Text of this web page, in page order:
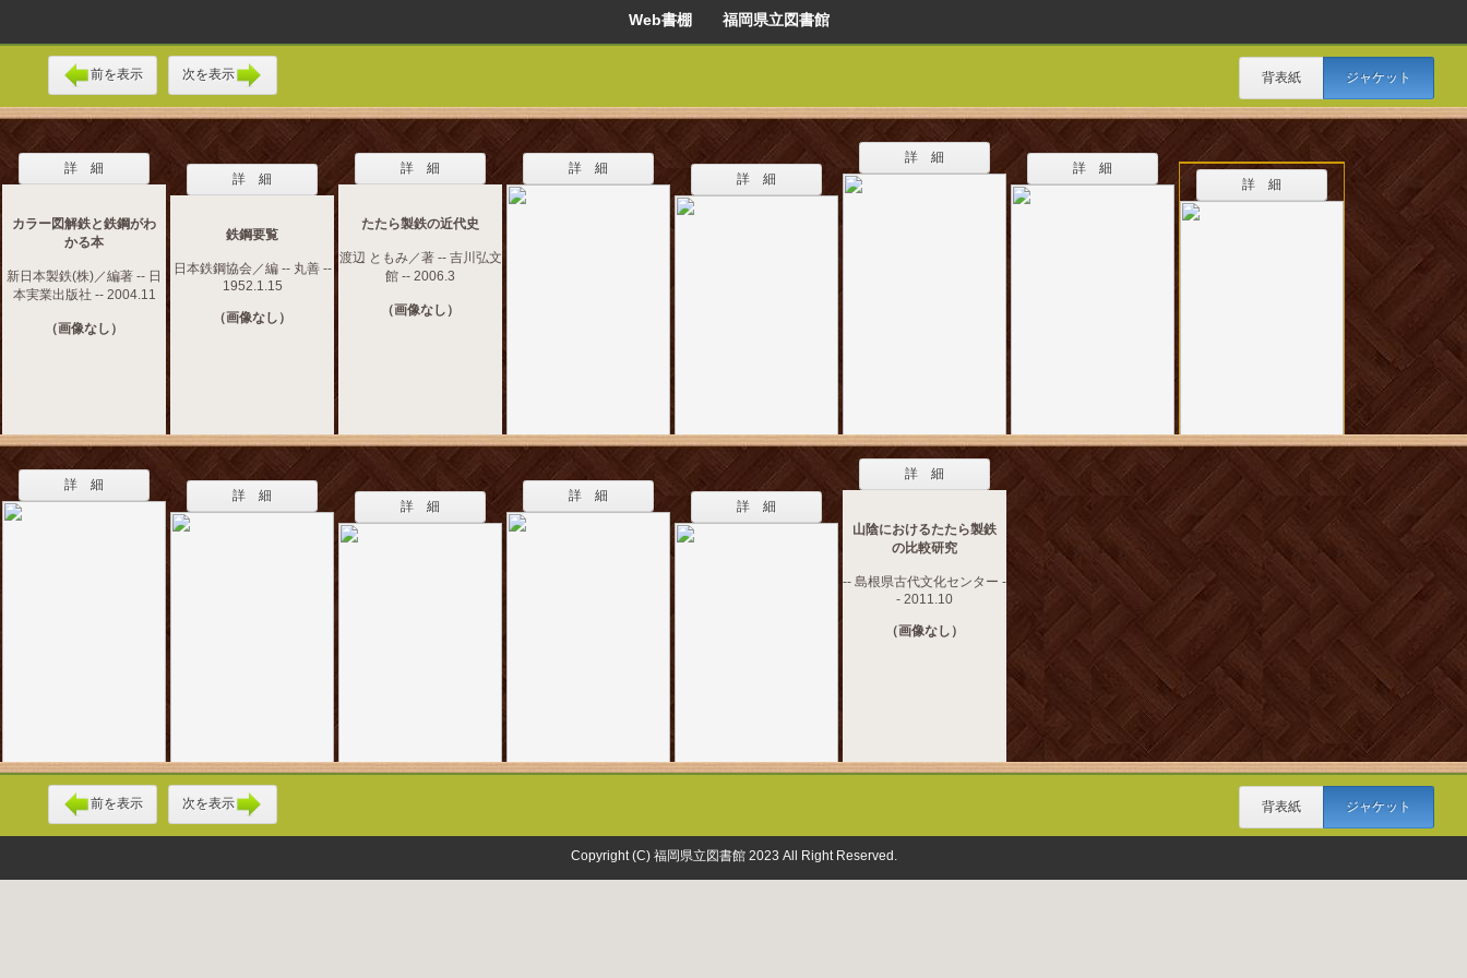
Web書棚 福岡県立図書館
前を表示 次を表示 背表紙 ジャケット
詳 細
カラー図解鉄と鉄鋼がわ
かる本
新日本製鉄(株)／編著 -- 日
本実業出版社 -- 2004.11
（画像なし）
詳 細
鉄鋼要覧
日本鉄鋼協会／編 -- 丸善 --
1952.1.15
（画像なし）
詳 細
たたら製鉄の近代史
渡辺 ともみ／著 -- 吉川弘文
館 -- 2006.3
（画像なし）
詳 細
詳 細
詳 細
詳 細
詳 細
詳 細
詳 細
詳 細
詳 細
詳 細
詳 細
山陰におけるたたら製鉄
の比較研究
-- 島根県古代文化センター -
- 2011.10
（画像なし）
前を表示 次を表示 背表紙 ジャケット
Copyright (C) 福岡県立図書館 2023 All Right Reserved.